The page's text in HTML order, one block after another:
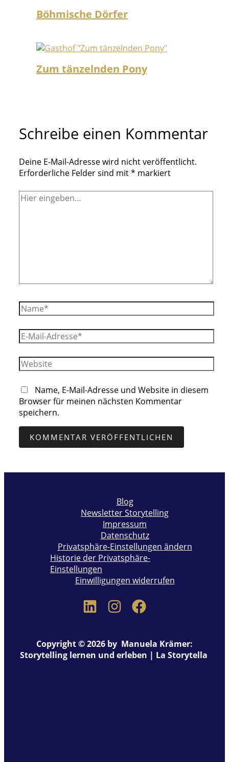
Böhmische Dörfer
Zum tänzelnden Pony
Schreibe einen Kommentar
Deine E-Mail-Adresse wird nicht veröffentlicht.
Erforderliche Felder sind mit* markiert
Hier
Name*
E-
Mail-
Adresse*
Website
Name, E-Mail-Adresse und Website in diesem
Browser für meinen nächsten Kommentar
speichern.
Blog
Newsletter Storytelling
Impressum
Datenschutz
Privatsphäre-Einstellungen ändern
Historie der Privatsphäre-
Einstellungen
Einwilligungen widerrufen
Copyright © 2026 by Manuela Krämer:
Storytelling lernen und erleben | La Storytella